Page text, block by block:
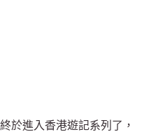
終於進入香港遊記系列了，